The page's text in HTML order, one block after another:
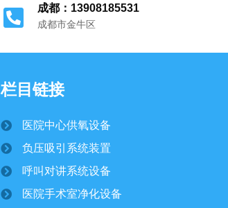
成都：13908185531
成都市金牛区
栏目链接
医院中心供氧设备
负压吸引系统装置
呼叫对讲系统设备
医院手术室净化设备